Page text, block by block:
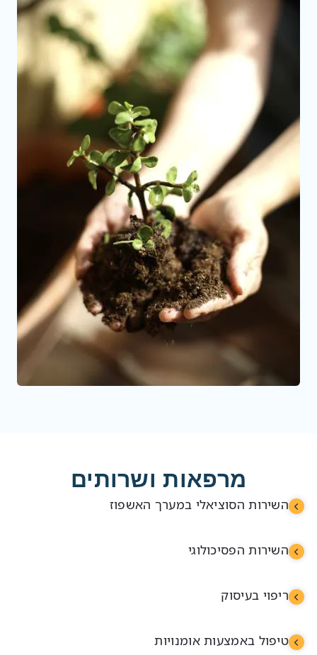
מרפאות ושרותים
השירות הסוציאלי במערך האשפוז
השירות הפסיכולוגי
ריפוי בעיסוק
טיפול באמצעות אומנויות